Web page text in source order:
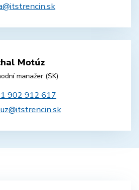
Motúz
manažer (SK)
902 912 617